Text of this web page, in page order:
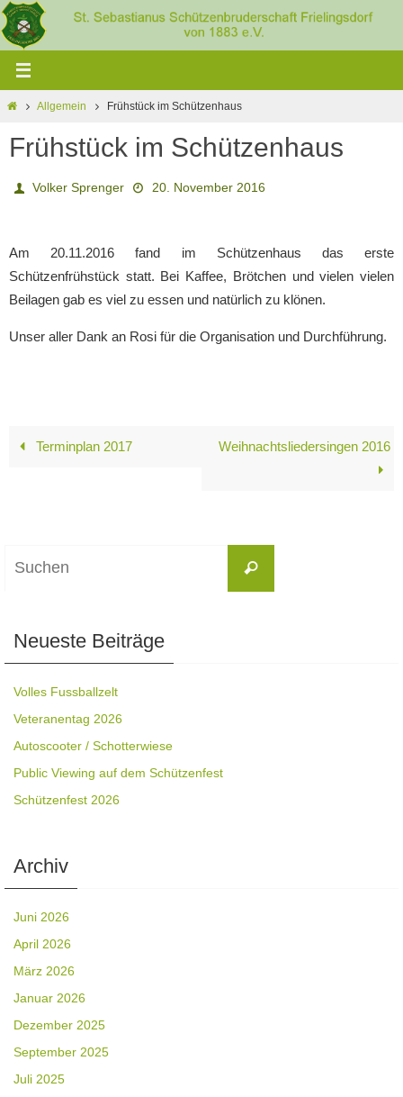
Zum
Inhalt
HomeAllgemein Frühstück im Schützenhaus
Frühstück im Schützenhaus
Volker Sprenger 20. November 2016
Am 20.11.2016 fand im Schützenhaus das erste
Schützenfrühstück statt. Bei Kaffee, Brötchen und vielen vielen
Beilagen gab es viel zu essen und natürlich zu klönen.
Unser aller Dank an Rosi für die Organisation und Durchführung.
Terminplan 2017 Weihnachtsliedersingen 2016
Suchen
Neueste Beiträge
Volles Fussballzelt
Veteranentag 2026
Autoscooter / Schotterwiese
Public Viewing auf dem Schützenfest
Schützenfest 2026
Archiv
Juni 2026
April 2026
März 2026
Januar 2026
Dezember 2025
September 2025
Juli 2025